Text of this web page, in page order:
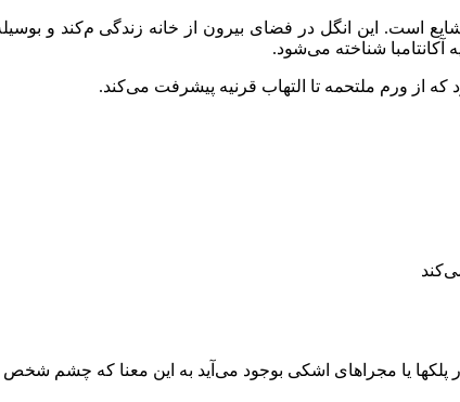
شایع است. این انگل در فضای بیرون از خانه زندگی م‌کند و
آکانتامبا شناخته می‌شود.
ورم ملتحمه تا التهاب قرنیه پیشرفت می‌کند.
یا مجراهای اشکی بوجود می‌آید به این معنا که چشم شخص